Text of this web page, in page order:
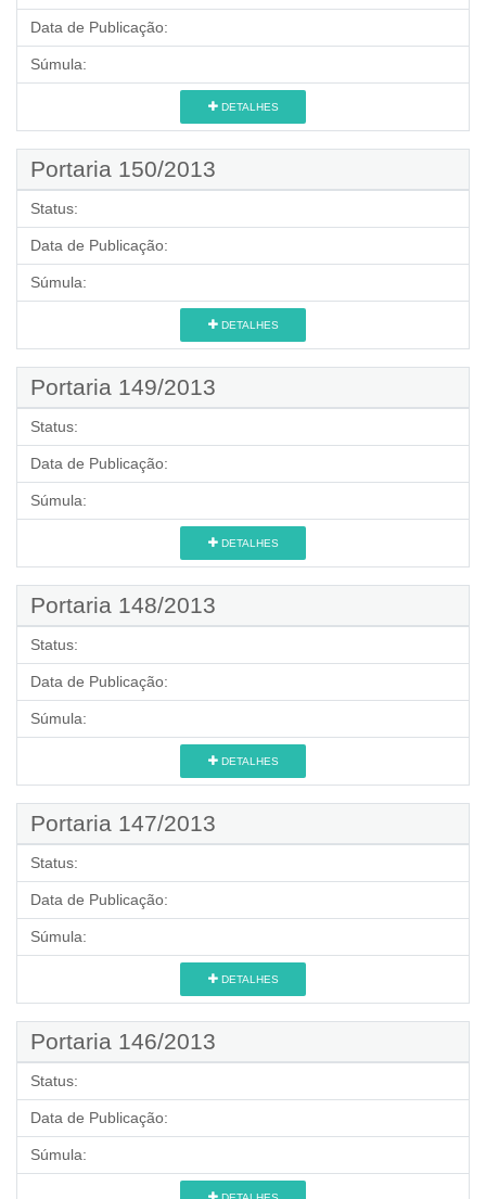
Data de Publicação:
Súmula:
DETALHES
Portaria 150/2013
Status:
Data de Publicação:
Súmula:
DETALHES
Portaria 149/2013
Status:
Data de Publicação:
Súmula:
DETALHES
Portaria 148/2013
Status:
Data de Publicação:
Súmula:
DETALHES
Portaria 147/2013
Status:
Data de Publicação:
Súmula:
DETALHES
Portaria 146/2013
Status:
Data de Publicação:
Súmula: